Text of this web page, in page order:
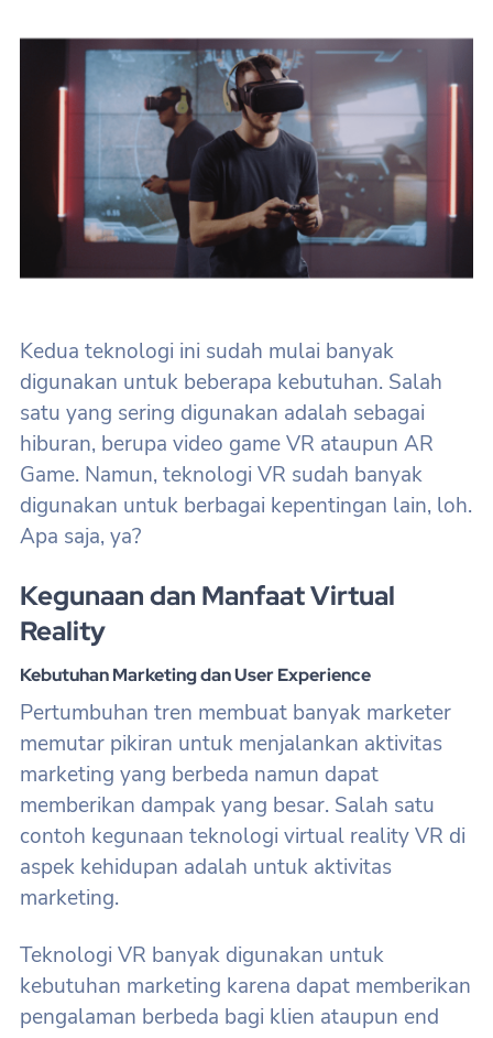
Kedua teknologi ini sudah mulai banyak
digunakan untuk beberapa kebutuhan. Salah
satu yang sering digunakan adalah sebagai
hiburan, berupa video game VR ataupun AR
Game. Namun, teknologi VR sudah banyak
digunakan untuk berbagai kepentingan lain, loh.
Apa saja, ya?
Kegunaan dan Manfaat Virtual
Reality
Kebutuhan Marketing dan User Experience
Pertumbuhan tren membuat banyak marketer
memutar pikiran untuk menjalankan aktivitas
marketing yang berbeda namun dapat
memberikan dampak yang besar. Salah satu
contoh kegunaan teknologi virtual reality VR di
aspek kehidupan adalah untuk aktivitas
marketing.
Teknologi VR banyak digunakan untuk
kebutuhan marketing karena dapat memberikan
pengalaman berbeda bagi klien ataupun end